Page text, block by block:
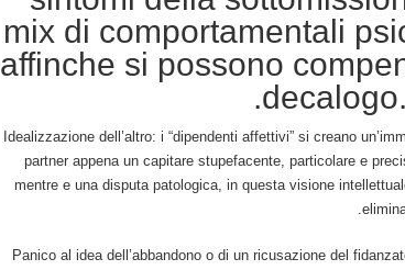
mix di comportamentali
affinche si possono
#1 Idealizzazione dell’altro: i “dipendenti affettivi” si creano
partner appena un capitare stupefacente, particolare e
mentre e una disputa patologica, in questa visione
#2 Panico al idea dell’abbandono o di un ricusazione del